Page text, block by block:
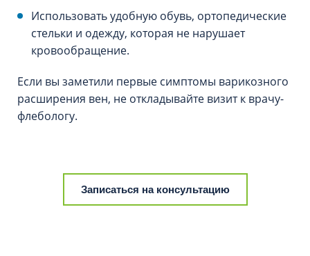
Использовать удобную обувь, ортопедические
стельки и одежду, которая не нарушает
кровообращение.
Если вы заметили первые симптомы варикозного
расширения вен, не откладывайте визит к врачу-
флебологу.
Записаться на консультацию